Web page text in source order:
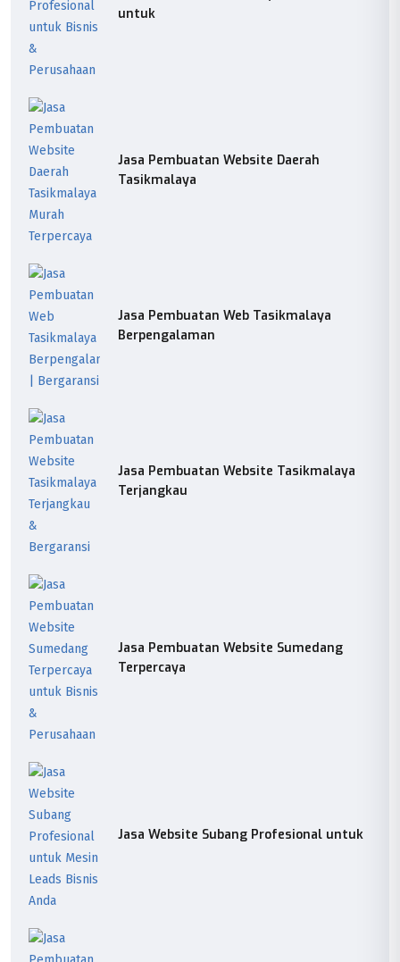
untuk
Jasa Pembuatan Website Daerah
Tasikmalaya
Jasa Pembuatan Web Tasikmalaya
Berpengalaman
Jasa Pembuatan Website Tasikmalaya
Terjangkau
Jasa Pembuatan Website Sumedang
Terpercaya
Jasa Website Subang Profesional untuk